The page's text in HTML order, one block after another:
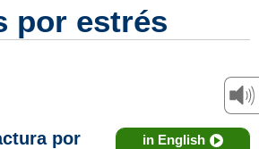
por estrés
in English
por